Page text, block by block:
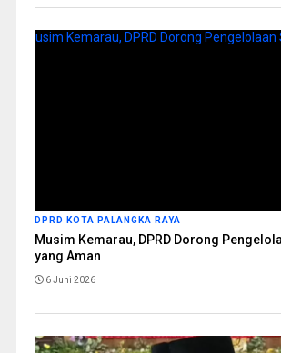
DPRD KOTA PALANGKA RAYA
Musim Kemarau, DPRD Dorong
yang Aman
6 Juni 2026